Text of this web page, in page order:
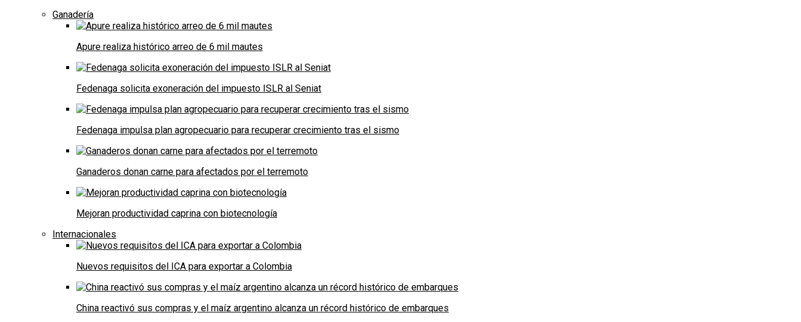
Ganadería
Apure realiza histórico arreo de 6 mil mautes
Fedenaga solicita exoneración del impuesto ISLR al Seniat
Fedenaga impulsa plan agropecuario para recuperar crecimiento tras el sismo
Ganaderos donan carne para afectados por el terremoto
Mejoran productividad caprina con biotecnología
Internacionales
Nuevos requisitos del ICA para exportar a Colombia
China reactivó sus compras y el maíz argentino alcanza un récord histórico de embarques